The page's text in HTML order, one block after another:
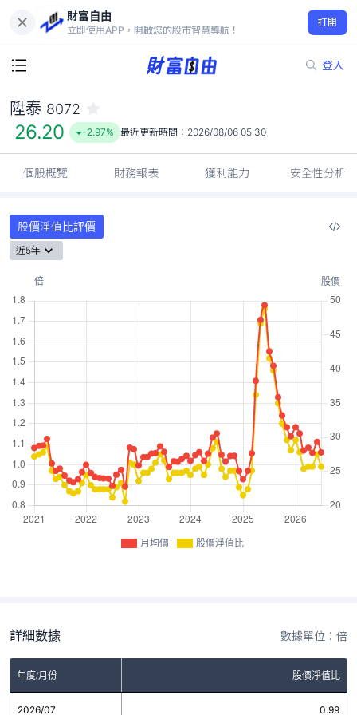
財富自由
立即使用APP，開啟您的股市智慧導航！
打開
登入
26.20
-2.97%
陞泰 8072
26.20 -2.97% 最近更新時間： 2026/08/06 05:30
個股概覽 財務報表 獲利能力 安全性分析
股價淨值比評價
近5年
月均價 股價淨值比
詳細數據 數據單位：倍
年度/月份 股價淨值比
2026/07 0.99